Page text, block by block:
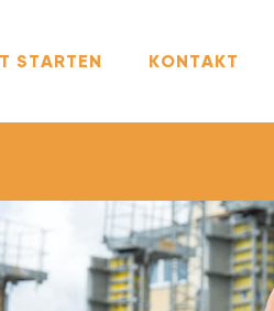
STARTEN KONTAKT